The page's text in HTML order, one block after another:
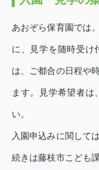
あおぞら保育園では
に、見学を随時受け
は、ご都合の日程や
ます。見学希望者は
い。
入園申込みに関して
続きは藤枝市こども